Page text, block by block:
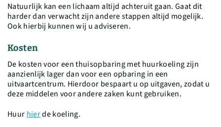
Natuurlijk kan een lichaam altijd achteruit gaan. Gaat dit
harder dan verwacht zijn andere stappen altijd mogelijk.
Ook hierbij kunnen wij u adviseren.
Kosten
De kosten voor een thuisopbaring met huurkoeling zijn
aanzienlijk lager dan voor een opbaring in een
uitvaartcentrum. Hierdoor bespaart u op uitgaven, zodat u
deze middelen voor andere zaken kunt gebruiken.
Huur hierde koeling.